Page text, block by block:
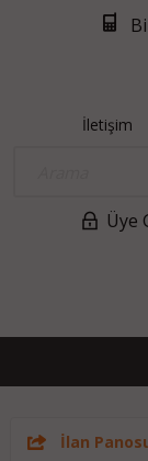
İletişim
Üye
İlan